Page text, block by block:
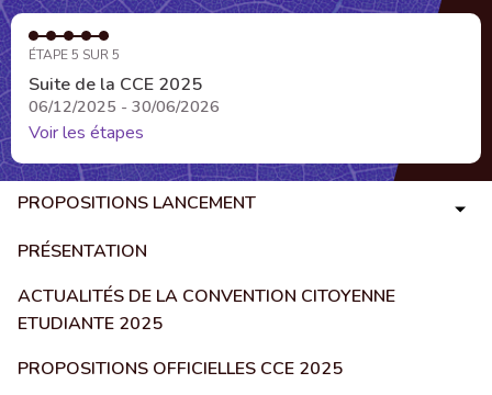
ÉTAPE 5 SUR 5
Suite de la CCE 2025
06/12/2025 - 30/06/2026
Voir les étapes
PROPOSITIONS LANCEMENT
PRÉSENTATION
ACTUALITÉS DE LA CONVENTION CITOYENNE
ETUDIANTE 2025
PROPOSITIONS OFFICIELLES CCE 2025